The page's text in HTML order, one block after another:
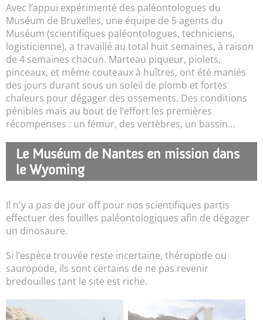
Avec l’appui expérimenté des paléontologues du
Muséum de Bruxelles, une équipe de 5 agents du
Muséum (scientifiques paléontologues, techniciens,
logisticienne), a travaillé au total huit semaines, à raison
de 4 semaines chacun. Marteau piqueur, piolets,
pinceaux, et même couteaux à huîtres, ont été maniés
des jours durant sous un soleil de plomb et fortes
chaleurs pour dégager des ossements. Des conditions
pénibles mais au bout de l’effort les premières
récompenses : un fémur, des vertèbres, un bassin…
Le Muséum de Nantes en mission dans
le Wyoming
Il n'y a pas de jour off pour nos scientifiques partis
effectuer des fouilles paléontologiques afin de dégager
un dinosaure.
Si l’espèce trouvée reste incertaine, théropode ou
sauropode, ils sont certains de ne pas revenir
bredouilles tant le site est riche.